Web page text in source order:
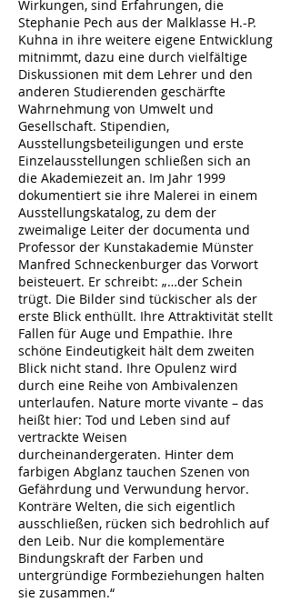
Wirkungen, sind Erfahrungen, die
Stephanie Pech aus der Malklasse H.-P.
Kuhna in ihre weitere eigene Entwicklung
mitnimmt, dazu eine durch vielfältige
Diskussionen mit dem Lehrer und den
anderen Studierenden geschärfte
Wahrnehmung von Umwelt und
Gesellschaft. Stipendien,
Ausstellungsbeteiligungen und erste
Einzelausstellungen schließen sich an
die Akademiezeit an. Im Jahr 1999
dokumentiert sie ihre Malerei in einem
Ausstellungskatalog, zu dem der
zweimalige Leiter der documenta und
Professor der Kunstakademie Münster
Manfred Schneckenburger das Vorwort
beisteuert. Er schreibt: „…der Schein
trügt. Die Bilder sind tückischer als der
erste Blick enthüllt. Ihre Attraktivität stellt
Fallen für Auge und Empathie. Ihre
schöne Eindeutigkeit hält dem zweiten
Blick nicht stand. Ihre Opulenz wird
durch eine Reihe von Ambivalenzen
unterlaufen. Nature morte vivante – das
heißt hier: Tod und Leben sind auf
vertrackte Weisen
durcheinandergeraten. Hinter dem
farbigen Abglanz tauchen Szenen von
Gefährdung und Verwundung hervor.
Konträre Welten, die sich eigentlich
ausschließen, rücken sich bedrohlich auf
den Leib. Nur die komplementäre
Bindungskraft der Farben und
untergründige Formbeziehungen halten
sie zusammen.“